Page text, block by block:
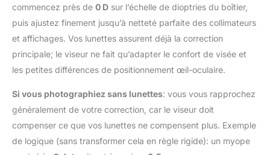
commencez près de 0 D sur l’échelle de dioptries du boîtier,
puis ajustez finement jusqu’à netteté parfaite des collimateurs
et affichages. Vos lunettes assurent déjà la correction
principale; le viseur ne fait qu’adapter le confort de visée et
les petites différences de positionnement œil-oculaire.
Si vous photographiez sans lunettes: vous vous rapprochez
généralement de votre correction, car le viseur doit
compenser ce que vos lunettes ne compensent plus. Exemple
de logique (sans transformer cela en règle rigide): un myope